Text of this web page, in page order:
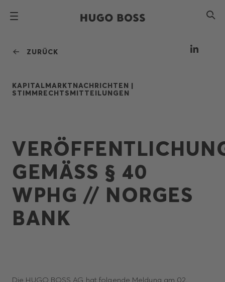
ZURÜCK
KAPITALMARKTNACHRICHTEN |
STIMMRECHTSMITTEILUNGEN
GEMÄSS § 40 W
PHG // NORGES B
ANK
Die HUGO BOSS AG hat folgende Meldung am 02.